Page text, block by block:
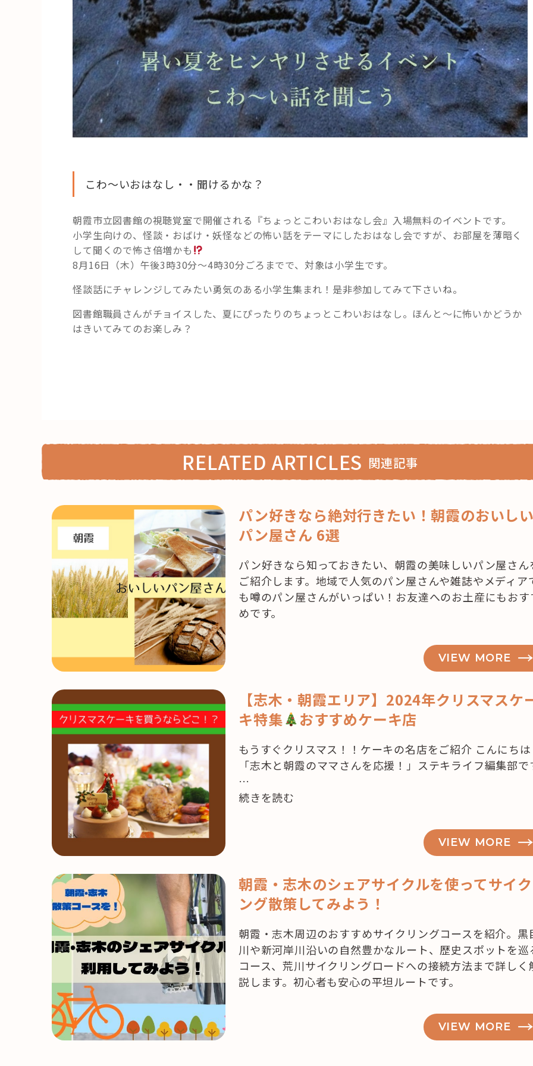
こわ～いおはなし・・聞けるかな？
朝霞市立図書館の視聴覚室で開催される『ちょっとこわいおはなし会』入場無料のイベントです。
小学生向けの、怪談・おばけ・妖怪などの怖い話をテーマにしたおはなし会ですが、お部屋を薄暗く
して聞くので怖さ倍増かも
8月16日（木）午後3時30分～4時30分ごろまでで、対象は小学生です。
怪談話にチャレンジしてみたい勇気のある小学生集まれ！是非参加してみて下さいね。
図書館職員さんがチョイスした、夏にぴったりのちょっとこわいおはなし。ほんと～に怖いかどうか
はきいてみてのお楽しみ？
RELATED ARTICLES 関連記事
パン好きなら絶対行きたい！朝霞のおいし
パン屋さん 6選
パン好きなら知っておきたい、朝霞の美味しいパン屋さん
ご紹介します。地域で人気のパン屋さんや雑誌やメディア
も噂のパン屋さんがいっぱい！お友達へのお土産にもおす
めです。
VIEW MORE
【志木・朝霞エリア】2024年クリスマスケ
キ特集
おすすめケーキ店
もうすぐクリスマス！！ケーキの名店をご紹介 こんにち
「志木と朝霞のママさんを応援！」ステキライフ編集部で
…
“【志
う
来
月
ク
リ
ス
マ
続きを読む
VIEW MORE
朝霞・志木のシェアサイクルを使ってサイ
ング散策してみよう！
朝霞・志木周辺のおすすめサイクリングコースを紹介。黒
川や新河岸川沿いの自然豊かなルート、歴史スポットを巡
コース、荒川サイクリングロードへの接続方法まで詳しく
説します。初心者も安心の平坦ルートです。
VIEW MORE